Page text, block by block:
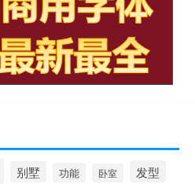
别墅 功能 卧室 发型